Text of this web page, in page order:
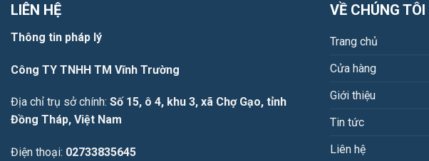
LIÊN HỆ
Thông tin pháp lý
Công TY TNHH TM Vĩnh Trường
Địa chỉ trụ sở chính: Số 15, ô 4, khu 3, xã Chợ Gạo, tỉnh
Đồng Tháp, Việt Nam
Điện thoại: 02733835645
VỀ CHÚNG TÔI
Trang chủ
Cửa hàng
Giới thiệu
Tin tức
Liên hệ